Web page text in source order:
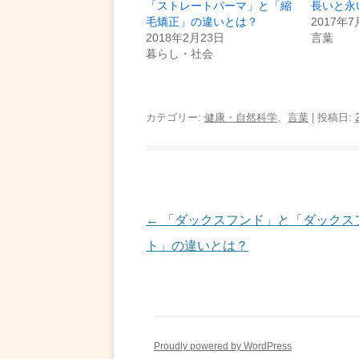
「ストレートパーマ」と「縮
毛矯正」の違いとは？
2018年2月23日
暮らし・社会
長いと永
2017年7
言葉
カテゴリー: 健康・自然科学、 言葉 | 投稿日:
投
稿
ー
←
「ダックスフンド」と「ダックス
ト」の違いとは？
Proudly powered by WordPress